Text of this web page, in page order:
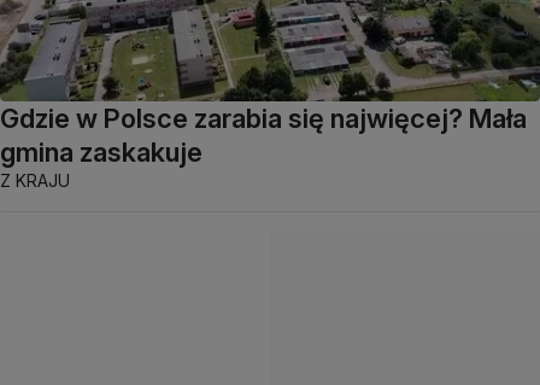
Gdzie w Polsce zarabia się najwięcej? Mała
gmina zaskakuje
Z KRAJU